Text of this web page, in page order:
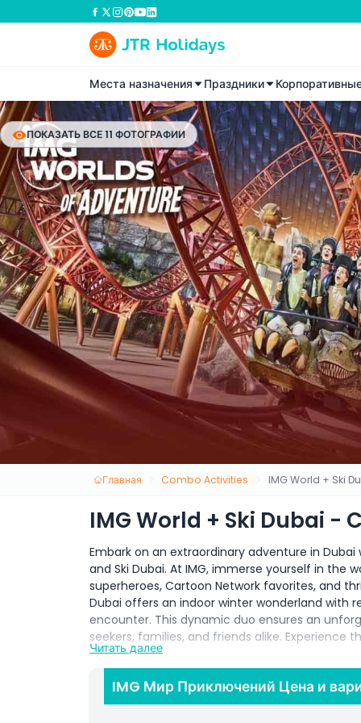
Места назначения Праздники
ПОКАЗАТЬ ВСЕ 11 ФОТОГРАФИИ
Главная Combo Activities IMG World + Ski
IMG World + Ski Dubai -
Embark on an extraordinary adventure in
and Ski Dubai. At IMG, immerse yourself in the
superheroes, Cartoon Network favorites, and
Dubai offers an indoor winter wonderland with
encounter. This dynamic duo ensures an
seekers, families, and friends alike.
Ticket & Admission Guidelines:
The tickets have a minimum validity period
days.
Читать далее
IMG Мир Приключений Цена и